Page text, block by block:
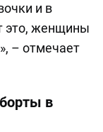
и в
это, женщины
– отмечает
в